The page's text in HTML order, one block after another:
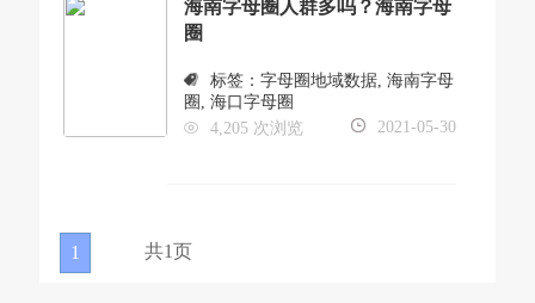
海南字母圈人群多吗？海南字母
圈
标签： 字母圈地域数据, 海南字母
圈 , 海口字母圈
4,205 次浏览
2021-05-30
1 共1页